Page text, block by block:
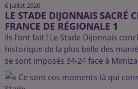
6 juillet 2026
LE STADE DIJONNAIS SACRÉ
FRANCE DE RÉGIONALE 1
Ils l’ont fait ! Le Stade Dijonnais
historique de la plus belle des
se sont imposés 34-24 face à